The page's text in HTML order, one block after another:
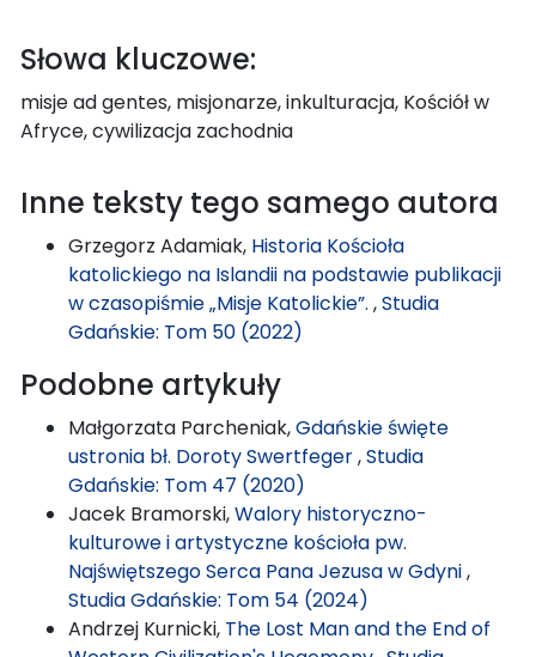
Słowa kluczowe:
misje ad gentes, misjonarze, inkulturacja, Kościół w
Afryce, cywilizacja zachodnia
Inne teksty tego samego autora
Grzegorz Adamiak, Historia Kościoła
katolickiego na Islandii na podstawie publikacji
w czasopiśmie „Misje Katolickie”. ,Studia
Gdańskie: Tom 50 (2022)
Podobne artykuły
Małgorzata Parcheniak,Gdańskie święte
ustronia bł. Doroty Swertfeger,Studia
Gdańskie: Tom 47 (2020)
Jacek Bramorski,Walory historyczno-
kulturowe i artystyczne kościoła pw.
Najświętszego Serca Pana Jezusa w Gdyni,
Studia Gdańskie: Tom 54 (2024)
Andrzej Kurnicki, The Lost Man and the End of